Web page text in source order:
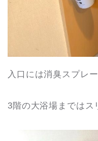
入口には消臭スプレ
3階の大浴場まではス